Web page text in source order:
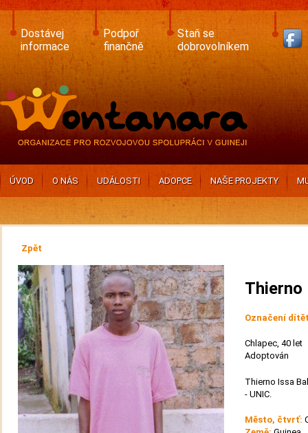
Skip
main
content
Dostávej
informace
Podpoř
finančně
Staň se
dobrovolníkem
ÚVOD O NÁS UDÁLOSTI ADOPCE NAŠE PROJEKTY
Zpět
Thierno
Označení
Chlapec, 40 let
Adoptován
Thierno Issa
- UNIC.
Město, čtvrť: